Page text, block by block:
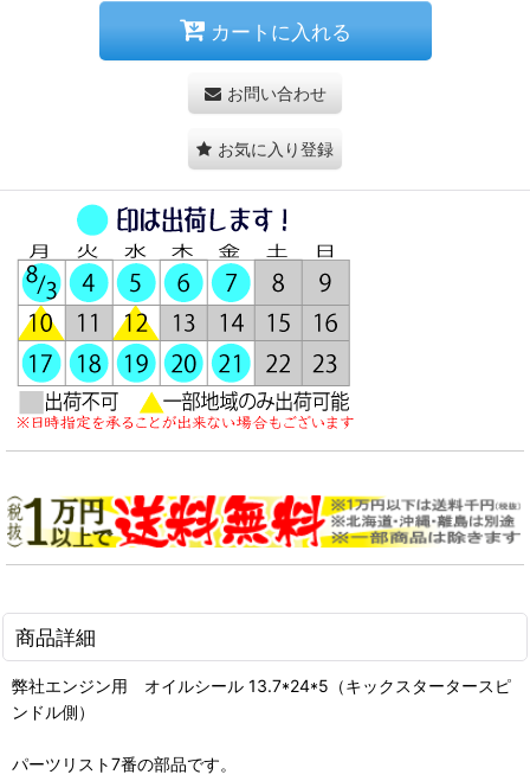
カートに入れる
お問い合わせ
お気に入り登録
商品詳細
弊社エンジン用 オイルシール 13.7*24*5（キックスタータースピ
ンドル側）
パーツリスト7番の部品です。